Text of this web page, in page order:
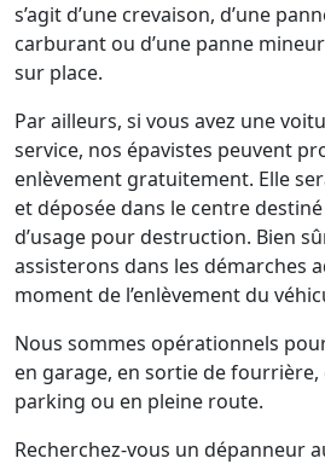
s’agit d’une crevaison, d’une
carburant ou d’une panne
sur place.
Par ailleurs, si vous avez une
service, nos épavistes peuvent
enlèvement gratuitement. Elle
et déposée dans le centre
d’usage pour destruction. Bien
assisterons dans les démarches
moment de l’enlèvement du
Nous sommes opérationnels
en garage, en sortie de fourrière,
parking ou en pleine route.
Recherchez-vous un dépanneur